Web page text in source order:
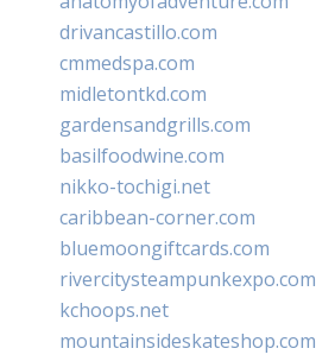
drivancastillo.com
cmmedspa.com
midletontkd.com
gardensandgrills.com
basilfoodwine.com
nikko-tochigi.net
caribbean-corner.com
bluemoongiftcards.com
rivercitysteampunkexpo.com
kchoops.net
mountainsideskateshop.com